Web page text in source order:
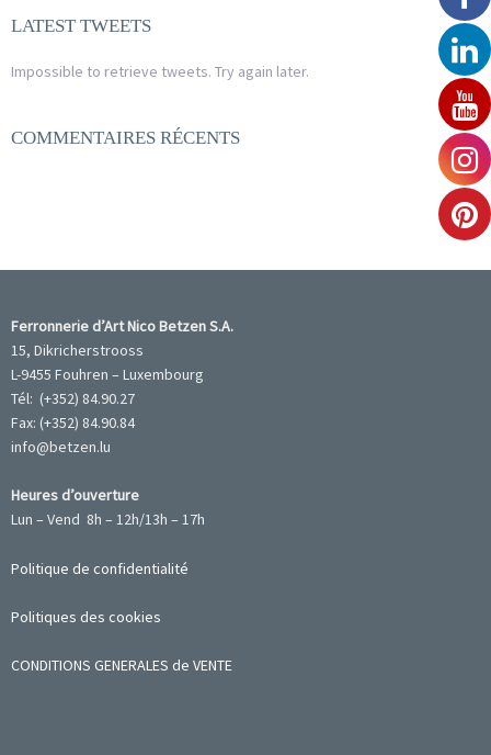
LATEST TWEETS
Impossible to retrieve tweets. Try again later.
COMMENTAIRES RÉCENTS
Ferronnerie d’Art Nico Betzen S.A.
15, Dikricherstrooss
L-9455 Fouhren – Luxembourg
Tél: (+352) 84.90.27
Fax: (+352) 84.90.84
info@betzen.lu
Heures d’ouverture
Lun – Vend 8h – 12h/13h – 17h
Politique de confidentialité
Politiques des cookies
CONDITIONS GENERALES de VENTE